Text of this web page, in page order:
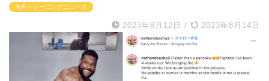
海外トレーニングニュース
2023年8月12日 / 2023年8月14日